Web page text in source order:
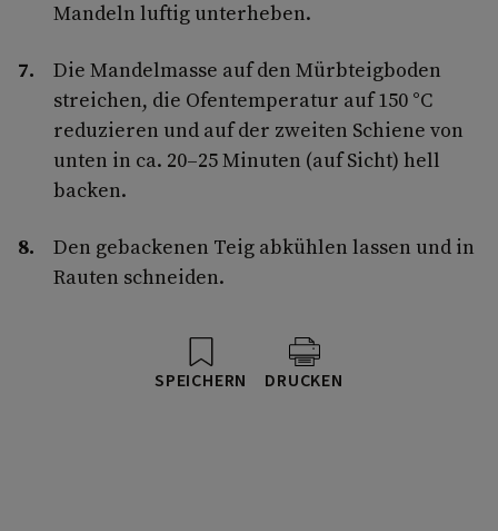
Mandeln luftig unterheben.
Die Mandelmasse auf den Mürbteigboden
streichen, die Ofentemperatur auf 150 °C
reduzieren und auf der zweiten Schiene von
unten in ca. 20–25 Minuten (auf Sicht) hell
backen.
Den gebackenen Teig abkühlen lassen und in
Rauten schneiden.
SPEICHERN DRUCKEN